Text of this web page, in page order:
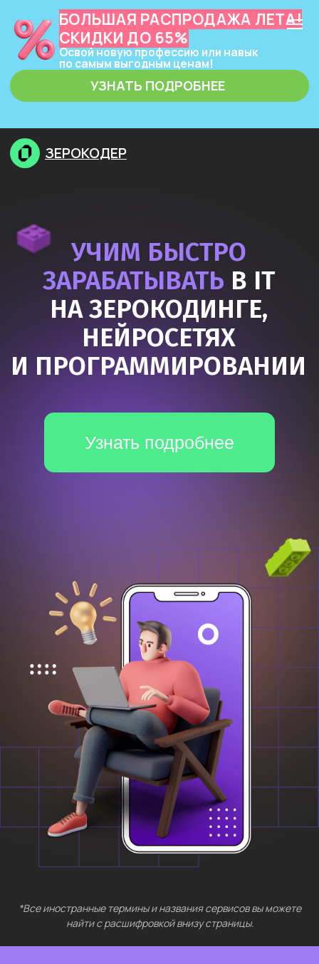
БОЛЬШАЯ РАСПРОДАЖА ЛЕТА!
СКИДКИ ДО 65%
Освой новую профессию или навык
по самым выгодным ценам!
УЗНАТЬ ПОДРОБНЕЕ
НА ЗЕРОКОДИНГЕ,
НЕЙРОСЕТЯХ
И ПРОГРАММИРОВАНИИ
Узнать подробнее
*Все иностранные термины и названия сервисов вы можете
найти с расшифровкой внизу страницы.
БЕСПЛАТНЫЕ
МЕРОПРИЯТИЯ
Выберите интересующий вас раздел
IT-профессии 16
Высшее образование 2